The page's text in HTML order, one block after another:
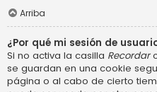
Arriba
¿Por qué mi sesión de
Si no activa la casilla Recordar
se guardan en una cookie
página o al cabo de cierto